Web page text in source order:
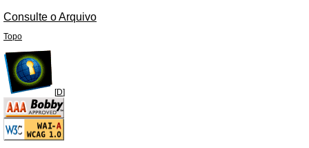
Consulte o Arquivo
Topo
[D]